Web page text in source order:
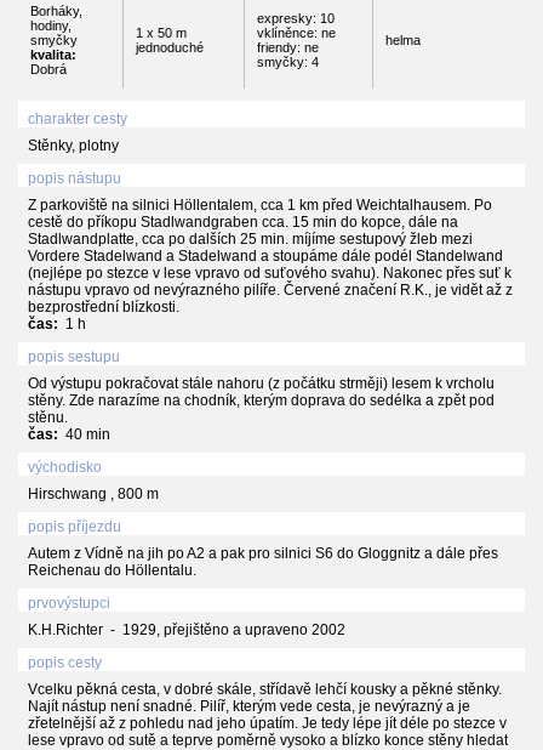
Borháky,
hodiny,
smyčky
kvalita:
Dobrá
1 x 50 m
jednoduché
expresky: 10
vklíněnce: ne
friendy: ne
smyčky: 4
helma
charakter cesty
Stěnky, plotny
popis nástupu
Z parkoviště na silnici Höllentalem, cca 1 km před Weichtalhausem. Po
cestě do příkopu Stadlwandgraben cca. 15 min do kopce, dále na
Stadlwandplatte, cca po dalších 25 min. míjíme sestupový žleb mezi
Vordere Stadelwand a Stadelwand a stoupáme dále podél Standelwand
(nejlépe po stezce v lese vpravo od suťového svahu). Nakonec přes suť k
nástupu vpravo od nevýrazného pilíře. Červené značení R.K., je vidět až z
bezprostřední blízkosti.
čas: 1 h
popis sestupu
Od výstupu pokračovat stále nahoru (z počátku strměji) lesem k vrcholu
stěny. Zde narazíme na chodník, kterým doprava do sedélka a zpět pod
stěnu.
čas: 40 min
východisko
Hirschwang , 800 m
popis příjezdu
Autem z Vídně na jih po A2 a pak pro silnici S6 do Gloggnitz a dále přes
Reichenau do Höllentalu.
prvovýstupci
K.H.Richter - 1929, přejištěno a upraveno 2002
popis cesty
Vcelku pěkná cesta, v dobré skále, střídavě lehčí kousky a pěkné stěnky.
Najít nástup není snadné. Pilíř, kterým vede cesta, je nevýrazný a je
zřetelnější až z pohledu nad jeho úpatím. Je tedy lépe jít déle po stezce v
lese vpravo od sutě a teprve poměrně vysoko a blízko konce stěny hledat